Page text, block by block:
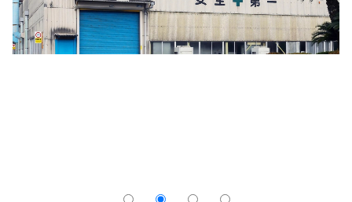
採用情報